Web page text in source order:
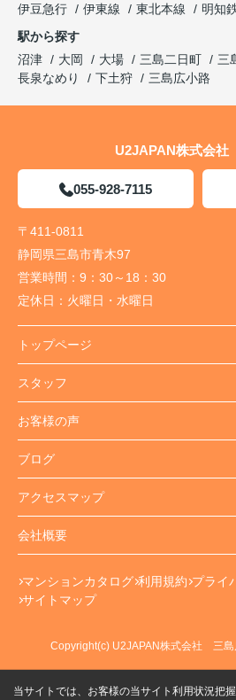
伊豆急行
伊東線 東北本線
明知
駅から探す
沼津
大岡 大場 三島二日町 三
長泉なめり
下土狩 三島広小路
U2JAPAN株式会
055-928-7115
〒411-0811
静岡県三島市青木97
営業時間： 9：30～18：30
定休日： 火曜日・水曜日
トップページ
スタッフ
お客様の声
ブログ
アクセスマップ
会社概要
マンションカタログ 利用規約 プライ
サイトマップ
Copyright(c) U2JAPAN株式会社 三
当サイトでは、お客様の当サイト利用状況把